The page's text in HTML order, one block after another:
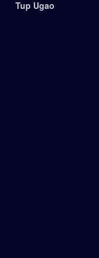
Tup Ugao